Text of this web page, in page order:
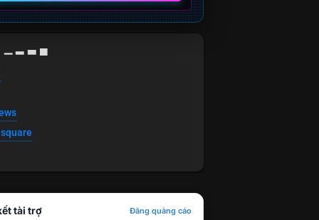
▁ ▂ ▃ ▄
tài trợ Đăng quảng cáo